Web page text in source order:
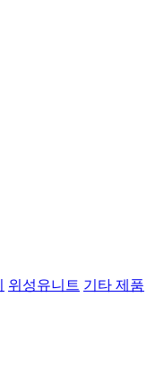
위성유니트 기타 제품